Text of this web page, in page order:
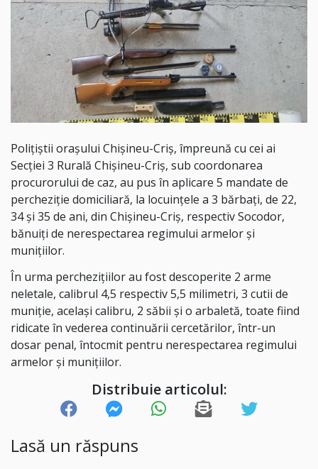
Polițiștii orașului Chișineu-Criș, împreună cu cei ai
Secției 3 Rurală Chișineu-Criș, sub coordonarea
procurorului de caz, au pus în aplicare 5 mandate de
percheziție domiciliară, la locuințele a 3 bărbați, de 22,
34 și 35 de ani, din Chișineu-Criș, respectiv Socodor,
bănuiți de nerespectarea regimului armelor și
munițiilor.
În urma perchezițiilor au fost descoperite 2 arme
neletale, calibrul 4,5 respectiv 5,5 milimetri, 3 cutii de
muniție, același calibru, 2 săbii și o arbaletă, toate fiind
ridicate în vederea continuării cercetărilor, într-un
dosar penal, întocmit pentru nerespectarea regimului
armelor și munițiilor.
Distribuie articolul:
Lasă un răspuns